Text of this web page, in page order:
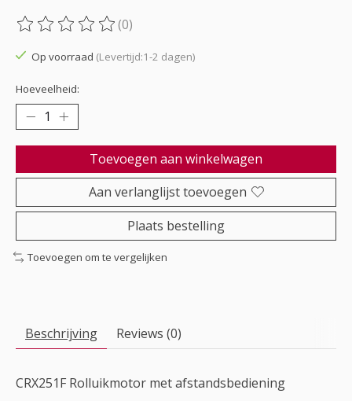
De beoordeling van dit product is
(0)
Op voorraad (Levertijd:1-2 dagen)
Hoeveelheid:
Toevoegen aan winkelwagen
Aan verlanglijst toevoegen
Plaats bestelling
Toevoegen om te vergelijken
Beschrijving Reviews (0)
CRX251F Rolluikmotor met afstandsbediening